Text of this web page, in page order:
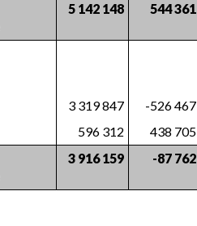
5 142 148 544 361
3 319 847
-526 467
596 312
438 705
3 916 159 -87 762